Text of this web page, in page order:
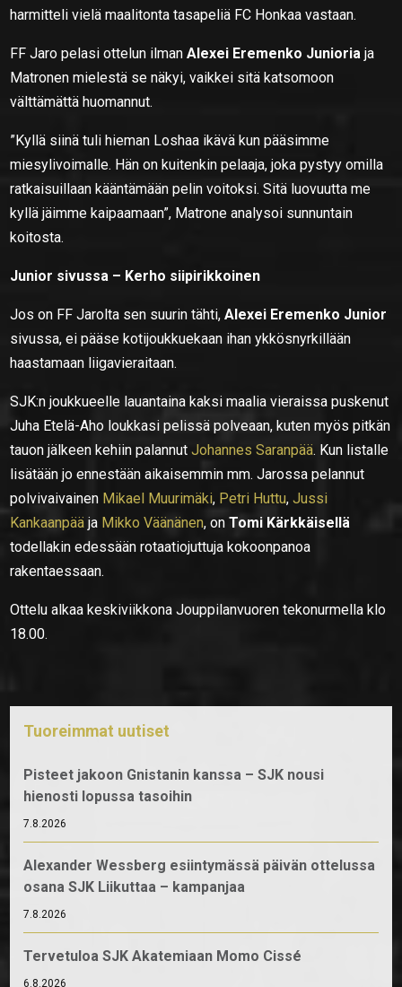
harmitteli vielä maalitonta tasapeliä FC Honkaa vastaan.
FF Jaro pelasi ottelun ilmanAlexei Eremenko Junioria ja
Matronen mielestä se näkyi, vaikkei sitä katsomoon
välttämättä huomannut.
”Kyllä siinä tuli hieman Loshaa ikävä kun pääsimme
miesylivoimalle. Hän on kuitenkin pelaaja, joka pystyy omilla
ratkaisuillaan kääntämään pelin voitoksi. Sitä luovuutta me
kyllä jäimme kaipaamaan”, Matrone analysoi sunnuntain
koitosta.
Junior sivussa – Kerho siipirikkoinen
Jos on FF Jarolta sen suurin tähti,Alexei Eremenko Junior
sivussa, ei pääse kotijoukkuekaan ihan ykkösnyrkillään
haastamaan liigavieraitaan.
SJK:n joukkueelle lauantaina kaksi maalia vieraissa puskenut
Juha Etelä-Aho loukkasi pelissä polveaan, kuten myös pitkän
tauon jälkeen kehiin palannutJohannes Saranpää. Kun listalle
lisätään jo ennestään aikaisemmin mm. Jarossa pelannut
polvivaivainen Mikael Muurimäki, Petri Huttu,Jussi
Kankaanpää ja Mikko Väänänen, onTomi Kärkkäisellä
todellakin edessään rotaatiojuttuja kokoonpanoa
rakentaessaan.
Ottelu alkaa keskiviikkona Jouppilanvuoren tekonurmella klo
18.00.
Tuoreimmat uutiset
Pisteet jakoon Gnistanin kanssa – SJK nousi
hienosti lopussa tasoihin
7.8.2026
Alexander Wessberg esiintymässä päivän ottelussa
osana SJK Liikuttaa – kampanjaa
7.8.2026
Tervetuloa SJK Akatemiaan Momo Cissé
6.8.2026